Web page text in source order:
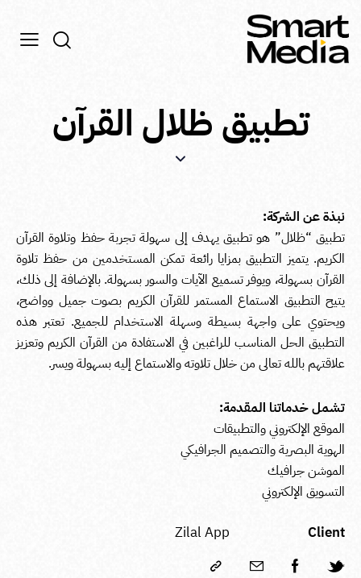
تطبيق ظلال القرآن
نبذة عن الشركة:
تطبيق “ظلال” هو تطبيق يهدف إلى سهولة تجربة حفظ وتلاوة القرآن
الكريم. يتميز التطبيق بمزايا رائعة تمكن المستخدمين من حفظ تلاوة
القرآن بسهولة، ويوفر تسميع الآيات والسور بسهولة. بالإضافة إلى ذلك،
يتيح التطبيق الاستماع المستمر للقرآن الكريم بصوت جميل وواضح،
ويحتوي على واجهة بسيطة وسهلة الاستخدام للجميع. تعتبر هذه
التطبيق الحل المناسب للراغبين في الاستفادة من القرآن الكريم وتعزيز
علاقتهم بالله تعالى من خلال تلاوته والاستماع إليه بسهولة ويسر.
تشمل خدماتنا المقدمة:
الموقع الإلكتروني والتطبيقات
الهوية البصرية والتصميم الجرافيكي
الموشن جرافيك
التسويق الإلكتروني
Client
Zilal App